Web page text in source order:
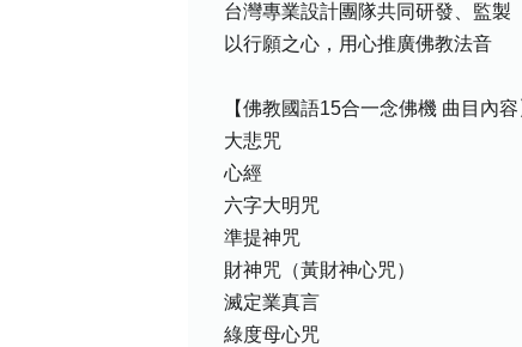
台灣專業設計團隊共同研發、監製
以行願之心，用心推廣佛教法音
【佛教國語15合一念佛機 曲目內
大悲咒
心經
六字大明咒
準提神咒
財神咒（黃財神心咒）
滅定業真言
綠度母心咒